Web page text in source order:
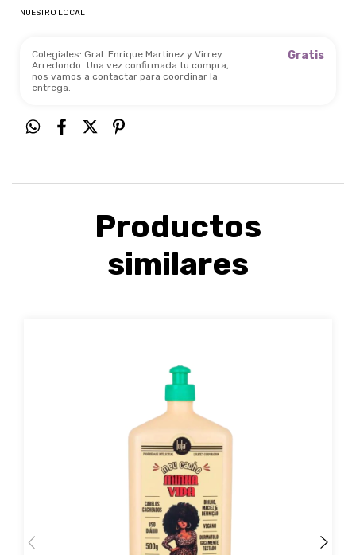
NUESTRO LOCAL
Colegiales: Gral. Enrique Martinez y Virrey
Arredondo Una vez confirmada tu compra,
nos vamos a contactar para coordinar la
entrega.
Gratis
Productos
similares